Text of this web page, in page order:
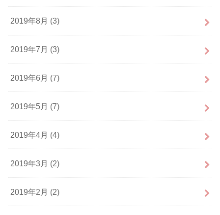
2019年8月 (3)
2019年7月 (3)
2019年6月 (7)
2019年5月 (7)
2019年4月 (4)
2019年3月 (2)
2019年2月 (2)